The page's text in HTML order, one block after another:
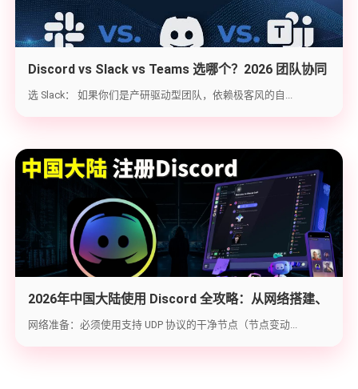
Discord vs Slack vs Teams 选哪个？2026 团队协同
工具实战选型指南
选 Slack： 如果你们是产研驱动型团队，依赖极客风的自...
2026年中国大陆使用 Discord 全攻略：从网络搭建、
账号注册到防封避坑
网络准备：必须使用支持 UDP 协议的干净节点（节点变动...